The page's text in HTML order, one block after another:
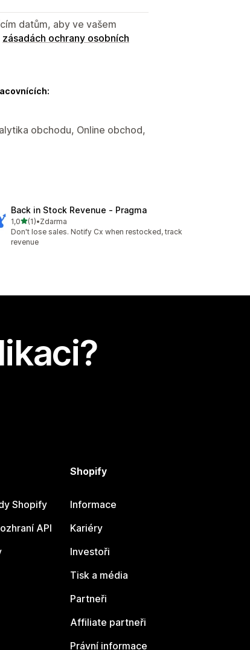
datům, aby ve vašem
zásadách ochrany osobních
obchodu, Online obchod,
Back in Stock Revenue ‑ Pragma
1,0z 5 hvězd
(1)
Celkový počet recenzí: 1
•Zdarma
Don't lose sales. Notify Cx when restocked, track
revenue
Shopify
API
Shopify
Informace
Kariéry
Investoři
Tisk a média
Partneři
Affiliate partneři
Právní informace